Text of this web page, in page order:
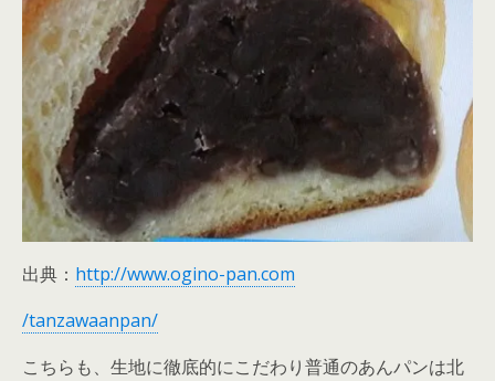
出典： http://www.ogino-pan.com
/tanzawaanpan/
こちらも、生地に徹底的にこだわり普通のあんパンは北